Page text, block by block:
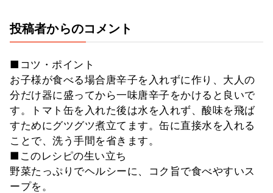
投稿者からのコメント
■コツ・ポイント
お子様が食べる場合唐辛子を入れずに作り、大人の
分だけ器に盛ってから一味唐辛子をかけると良いで
す。トマト缶を入れた後は水を入れず、酸味を飛ば
すためにグツグツ煮立てます。缶に直接水を入れる
ことで、洗う手間を省きます。
■このレシピの生い立ち
野菜たっぷりでヘルシーに、コク旨で食べやすいス
ープを。